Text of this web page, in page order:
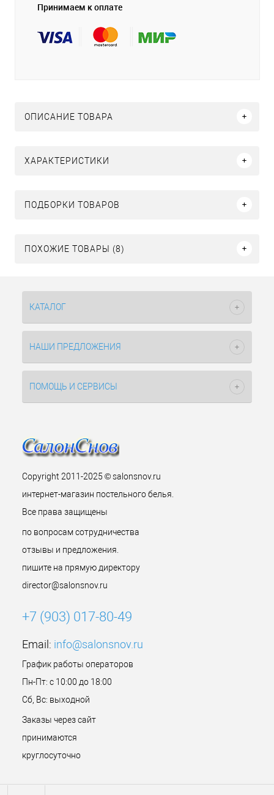
Принимаем к оплате
ОПИСАНИЕ ТОВАРА
ХАРАКТЕРИСТИКИ
ПОДБОРКИ ТОВАРОВ
ПОХОЖИЕ ТОВАРЫ (8)
КАТАЛОГ
НАШИ ПРЕДЛОЖЕНИЯ
ПОМОЩЬ И СЕРВИСЫ
Copyright 2011-2025 © salonsnov.ru
интернет-магазин постельного белья.
Все права защищены
по вопросам сотрудничества
отзывы и предложения.
пишите на прямую директору
director@salonsnov.ru
+7 (903) 017-80-49
Email: info@salonsnov.ru
График работы операторов
Пн-Пт: с 10:00 до 18:00
Сб, Вс: выходной
Заказы через сайт
принимаются
круглосуточно